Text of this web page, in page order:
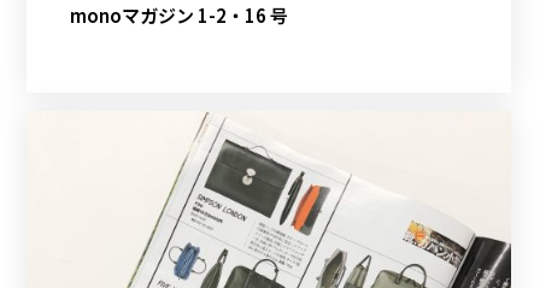
monoマガジン 1-2・16 号